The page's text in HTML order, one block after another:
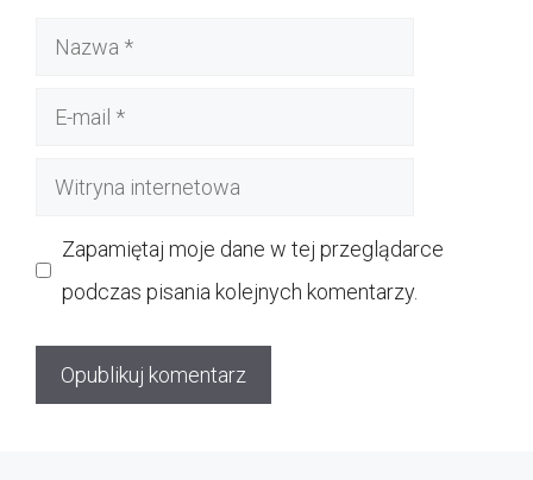
Nazwa
Witryna
Zapamiętaj moje dane w tej przeglądarce
podczas pisania kolejnych komentarzy.